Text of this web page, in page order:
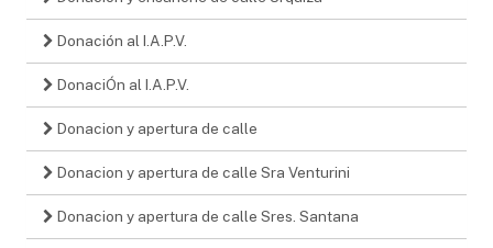
Donación al I.A.P.V.
DonaciÓn al I.A.P.V.
Donacion y apertura de calle
Donacion y apertura de calle Sra Venturini
Donacion y apertura de calle Sres. Santana